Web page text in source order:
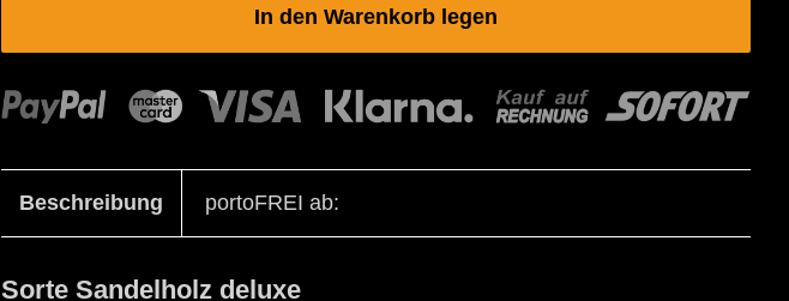
In den Warenkorb legen
Beschreibung portoFREI ab:
Sorte Sandelholz deluxe